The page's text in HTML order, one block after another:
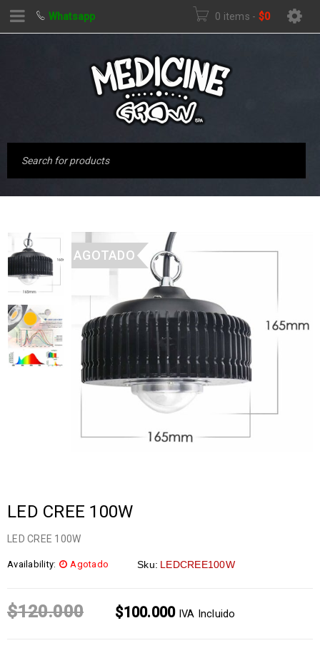
Whatsapp 0 items - $0
AGOTADO
LED CREE 100W
LED CREE 100W
Availability: Agotado Sku: LEDCREE100W
$120.000 $100.000 IVA Incluido